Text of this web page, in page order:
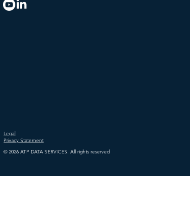
Legal
Privacy Statement
© 2026 ATP DATA SERVICES. All rights reserved